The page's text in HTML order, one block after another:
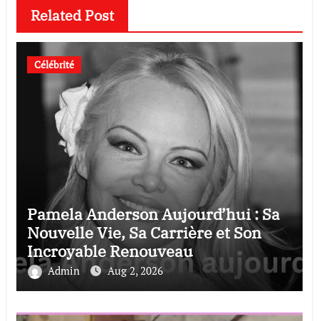
Related Post
Célébrité
Pamela Anderson Aujourd’hui : Sa
Nouvelle Vie, Sa Carrière et Son
Incroyable Renouveau
Admin Aug 2, 2026